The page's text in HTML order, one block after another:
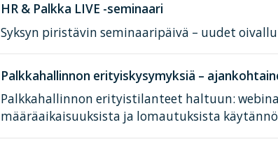
HR & Palkka LIVE -seminaari
Syksyn piristävin seminaaripäivä – uudet
Palkkahallinnon erityiskysymyksiä –
Palkkahallinnon erityistilanteet haltuun:
määräaikaisuuksista ja lomautuksista